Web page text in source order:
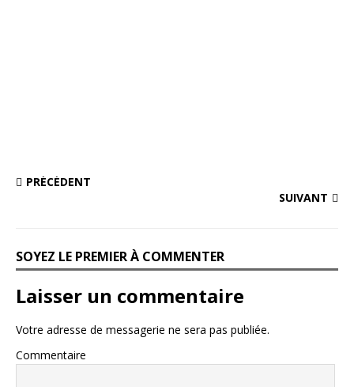
PRÉCÉDENT
SUIVANT
SOYEZ LE PREMIER À COMMENTER
Laisser un commentaire
Votre adresse de messagerie ne sera pas publiée.
Commentaire